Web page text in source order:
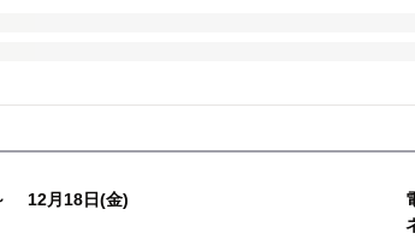
12月18日(金)